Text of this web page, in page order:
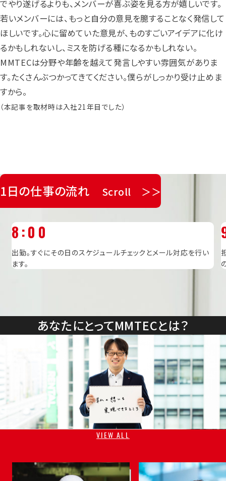
でやり遂げるよりも、メンバーが喜ぶ姿を見る方が嬉しいです。
若いメンバーには、もっと自分の意見を臆することなく発信して
ほしいです。心に留めていた意見が、ものすごいアイデアに化け
るかもしれないし、ミスを防げる種になるかもしれない。
MMTECは分野や年齢を越えて発言しやすい雰囲気がありま
す。たくさんぶつかってきてください。僕らがしっかり受け止めま
すから。
（本記事を取材時は入社21年目でした）
1日の仕事の流れ Scroll ＞＞
8:00
出勤。すぐにその日のスケジュールチェックとメール対応を行い
ます。
あなたにとってMMTECとは？
VIEW ALL
〜5年目